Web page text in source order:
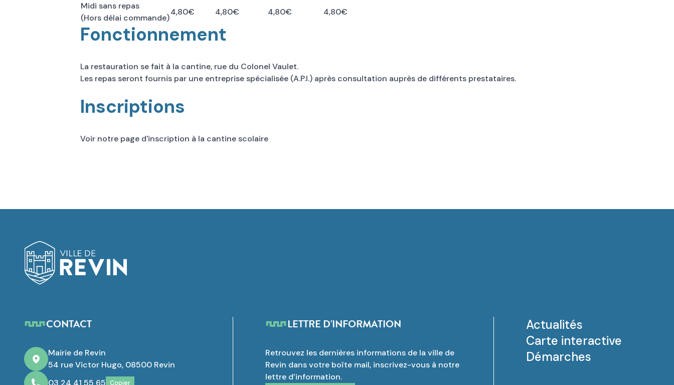
Midi sans repas
(Hors délai commande)
4,80€ 4,80€ 4,80€ 4,80€
Fonctionnement
La restauration se fait à la cantine, rue du Colonel Vaulet.
Les repas seront fournis par une entreprise spécialisée (A.P.I.) après consultation auprès de différents prestataires.
Inscriptions
Voir notre page d'inscription à la cantine scolaire
CONTACT
Mairie de Revin
54 rue Victor Hugo, 08500 Revin
03 24 41 55 65 Copier
LETTRE D'INFORMATION
Retrouvez les dernières informations de la ville de
Revin dans votre boîte mail, inscrivez-vous à notre
lettre d’information.
Actualités
Carte interactive
Démarches